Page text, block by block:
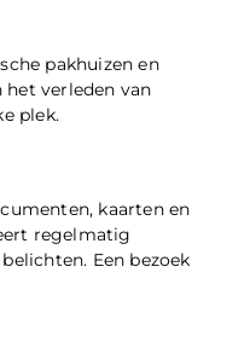
pakhuizen en
verleden van
plek.
kaarten en
regelmatig
Een bezoek